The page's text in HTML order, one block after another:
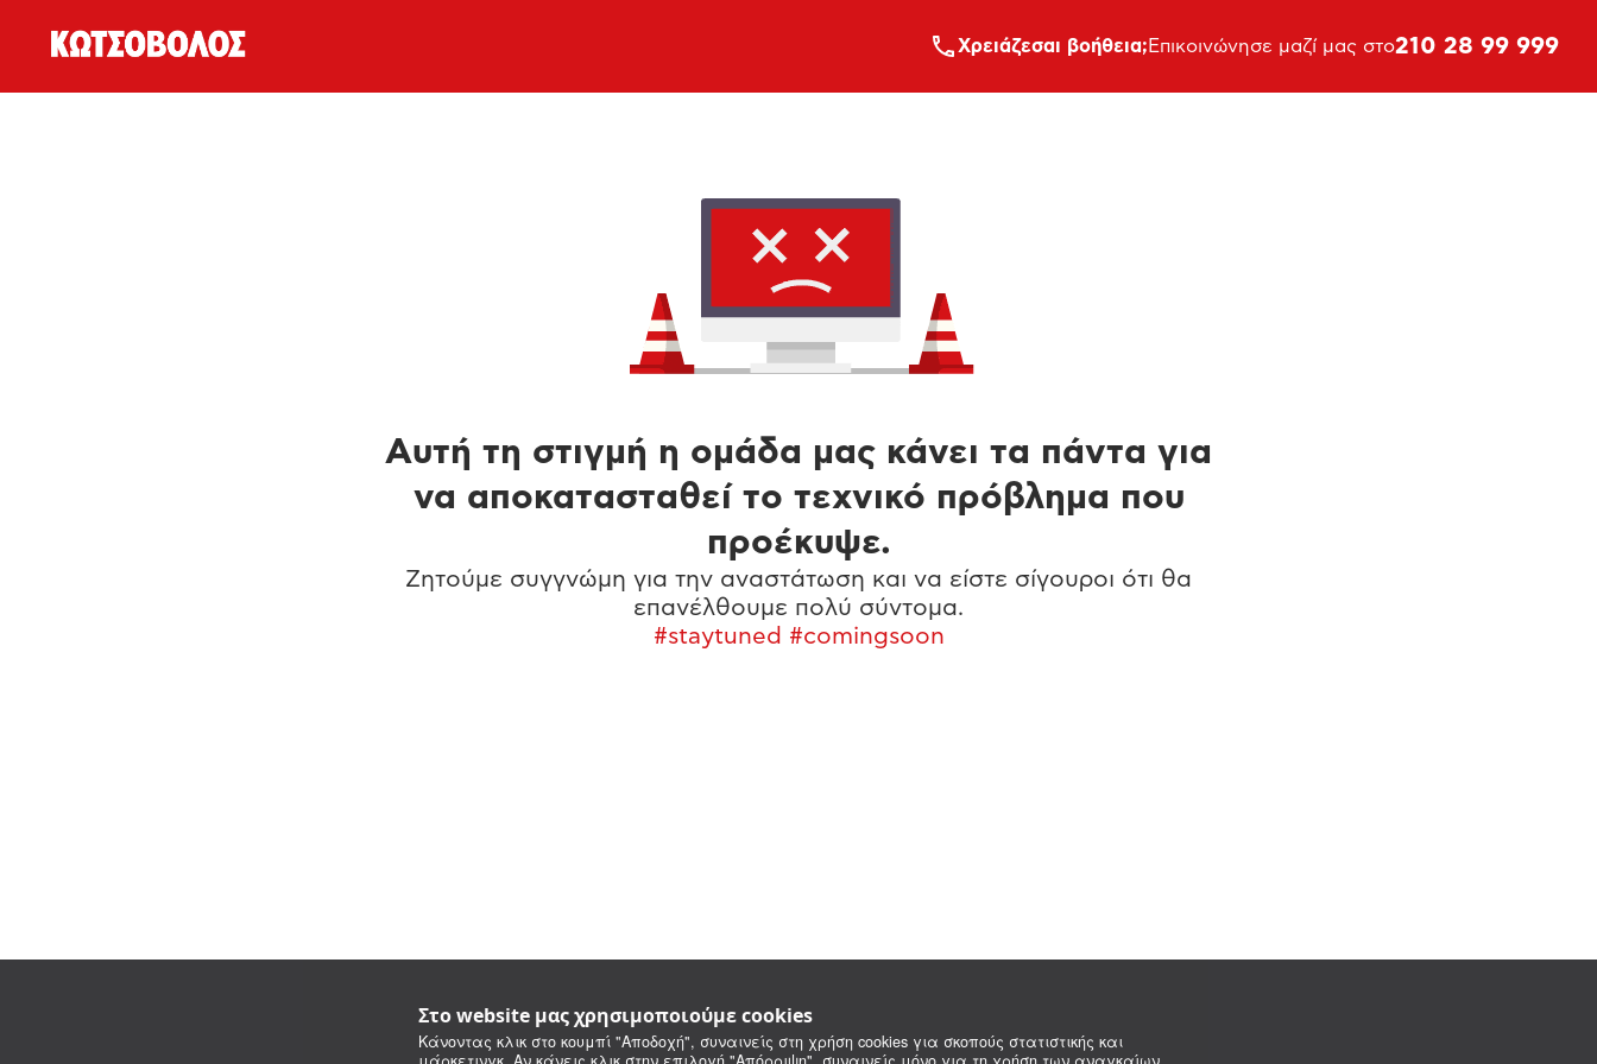
Στο website μας χρησιμοποιούμε cookies
Κάνοντας κλικ στο κουμπί "Αποδοχή", συναινείς στη χρήση cookies για σκοπούς στατιστικής και
Xρειάζεσαι βοήθεια; Επικοινώνησε μαζί μας στο210 28 99 999
Αυτή τη στιγμή η ομάδα μας κάνει τα πάντα για
να αποκατασταθεί το τεχνικό πρόβλημα που
προέκυψε.
Ζητούμε συγγνώμη για την αναστάτωση και να είστε σίγουροι ότι θα
επανέλθουμε πολύ σύντομα.
#staytuned #comingsoon